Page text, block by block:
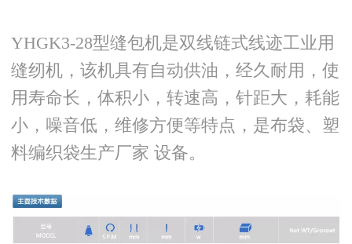
YHGK3-28型缝包机是双线链式线迹工业用
缝纫机，该机具有自动供油，经久耐用，使
用寿命长，体积小，转速高，针距大，耗能
小，噪音低，维修方便等特点，是布袋、塑
料编织袋生产厂家 设备。